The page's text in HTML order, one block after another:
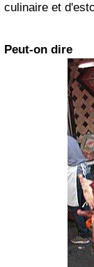
culinaire et
Peut-on dire